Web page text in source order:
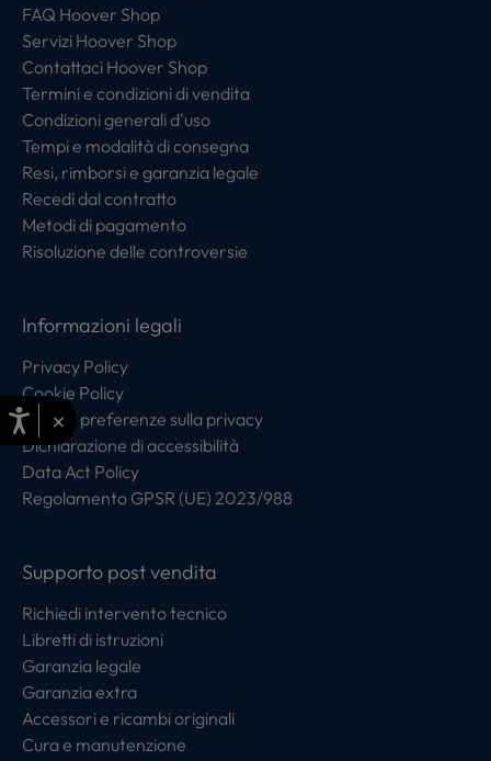
FAQ Hoover Shop
Servizi Hoover Shop
Contattaci Hoover Shop
Termini e condizioni di vendita
Condizioni generali d'uso
Tempi e modalità di consegna
Resi, rimborsi e garanzia legale
Recedi dal contratto
Metodi di pagamento
Risoluzione delle controversie
Informazioni legali
Privacy Policy
Cookie Policy
Centro preferenze sulla privacy
Dichiarazione di accessibilità
Data Act Policy
Regolamento GPSR (UE) 2023/988
Supporto post vendita
Richiedi intervento tecnico
Libretti di istruzioni
Garanzia legale
Garanzia extra
Accessori e ricambi originali
Cura e manutenzione
×